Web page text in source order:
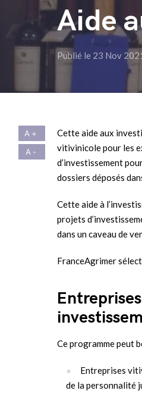
Aide
Publié le 23 Nov
Cette aide aux
vitivinicole pour les
d’investissement
dossiers déposés
Cette aide à
projets
dans un caveau de
FranceAgrimer
Ce programme peut
Entreprises
de la personnalité